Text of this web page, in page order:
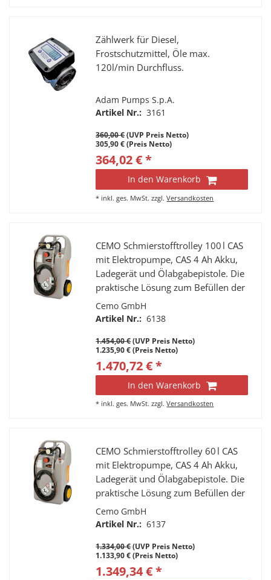
Zählwerk für Diesel,
Frostschutzmittel, Öle max.
120l/min Durchfluss.
Adam Pumps S.p.A.
Artikel Nr.: 3161
360,00 €(UVP Preis Netto)
305,90 € (Preis Netto)
364,02 € *
In den Warenkorb
* inkl. ges. MwSt. zzgl.Versandkosten
CEMO Schmierstofftrolley 100 l CAS
mit Elektropumpe, CAS 4 Ah Akku,
Ladegerät und Ölabgabepistole. Die
praktische Lösung zum Befüllen der
Fahrzeuge im Einsatz auf der
Baustelle oder auf dem Feld.
Cemo GmbH
Artikel Nr.: 6138
1.454,00 €(UVP Preis Netto)
1.235,90 € (Preis Netto)
1.470,72 € *
In den Warenkorb
* inkl. ges. MwSt. zzgl.Versandkosten
CEMO Schmierstofftrolley 60 l CAS
mit Elektropumpe, CAS 4 Ah Akku,
Ladegerät und Ölabgabepistole. Die
praktische Lösung zum Befüllen der
Fahrzeuge im Einsatz auf der
Baustelle oder auf dem Feld.
Cemo GmbH
Artikel Nr.: 6137
1.334,00 €(UVP Preis Netto)
1.133,90 € (Preis Netto)
1.349,34 € *